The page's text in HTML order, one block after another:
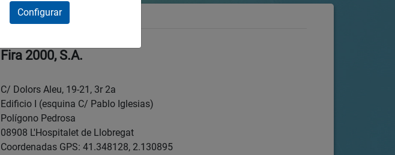
Fira 2000, S.A.
C/ Dolors Aleu, 19-21, 3r 2a
Edificio I (esquina C/ Pablo Iglesias)
Polígono Pedrosa
08908 L'Hospitalet de Llobregat
Coordenadas GPS: 41.348128, 2.130895
Configurar